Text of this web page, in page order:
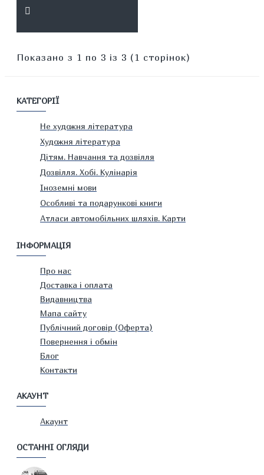
Показано з 1 по 3 із 3 (1 сторінок)
КАТЕГОРІЇ
Не художня література
Художня література
Дітям. Навчання та дозвілля
Дозвілля. Хобі. Кулінарія
Іноземні мови
Особливі та подарункові книги
Атласи автомобільних шляхів. Карти
ІНФОРМАЦІЯ
Про нас
Доставка і оплата
Видавництва
Мапа сайту
Публічний договір (Оферта)
Повернення і обмін
Блог
Контакти
АКАУНТ
Акаунт
ОСТАННІ ОГЛЯДИ